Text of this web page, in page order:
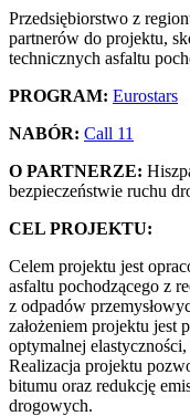
Przedsiębiorstwo z
partnerów do projektu,
technicznych asfaltu
PROGRAM: Eurostars
NABÓR: Call 11
O PARTNERZE:
bezpieczeństwie ruchu
CEL PROJEKTU:
Celem projektu jest
asfaltu pochodzącego z
z odpadów
założeniem projektu jest
optymalnej
Realizacja projektu
bitumu oraz redukcję
drogowych.